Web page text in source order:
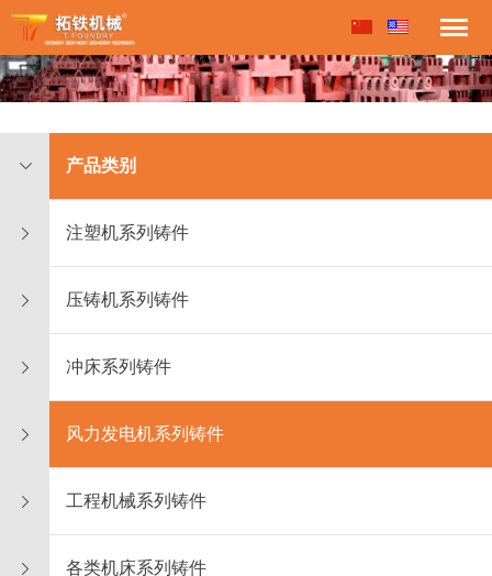
产品类别
注塑机系列铸件
压铸机系列铸件
冲床系列铸件
风力发电机系列铸件
工程机械系列铸件
各类机床系列铸件